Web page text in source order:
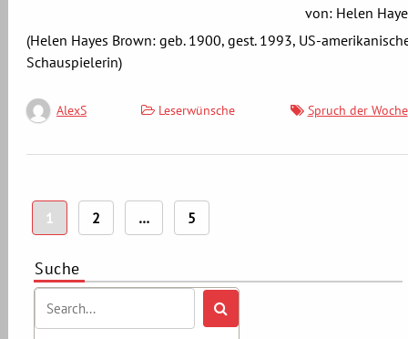
von: Helen
(Helen Hayes Brown: geb. 1900, gest. 1993, US-
Schauspielerin)
AlexS Leserwünsche Spruch der Woche
Seitennummerierung
der
1 2 … 5
Suche